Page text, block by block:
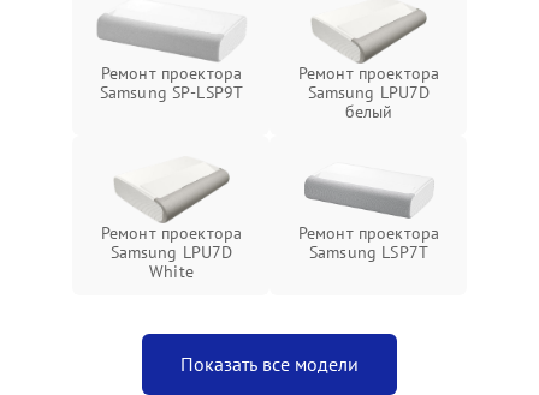
Ремонт проектора
Samsung SP-LSP9T
Ремонт проектора
Samsung LPU7D
белый
Ремонт проектора
Samsung LPU7D
White
Ремонт проектора
Samsung LSP7T
Показать все модели